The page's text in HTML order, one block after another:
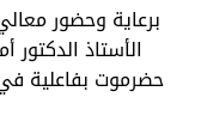
برعاية وحضور
الأستاذ
حضرموت بفاعلية